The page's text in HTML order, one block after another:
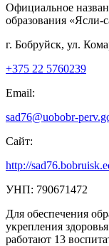
Официальное
образования «Ясли-
г. Бобруйск, ул.
+375 22 5760239
Email:
sad76@uobobr-
Сайт:
http://
УНП: 790671472
Для обеспечения
укрепления
работают 13